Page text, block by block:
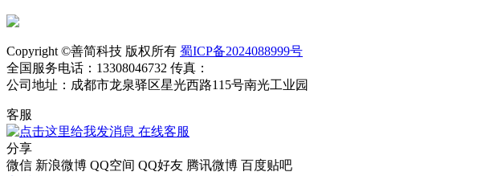
Copyright ©善简科技 版权所有 蜀ICP备2024088999号
全国服务电话：13308046732 传真：
公司地址：成都市龙泉驿区星光西路115号南光工业园
客服
在线客服
分享
微信 新浪微博 QQ空间 QQ好友 腾讯微博 百度贴吧